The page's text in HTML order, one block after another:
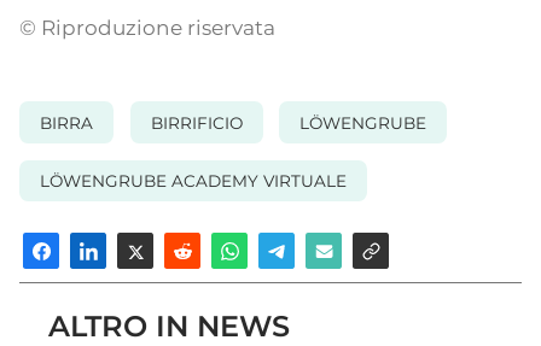
© Riproduzione riservata
BIRRA BIRRIFICIO LÖWENGRUBE
LÖWENGRUBE ACADEMY VIRTUALE
ALTRO IN NEWS